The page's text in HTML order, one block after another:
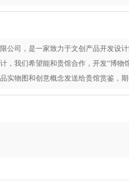
司，是一家致力于文创产品开发设
我们希望能和贵馆合作，开发“博
物图和创意概念发送给贵馆赏鉴，